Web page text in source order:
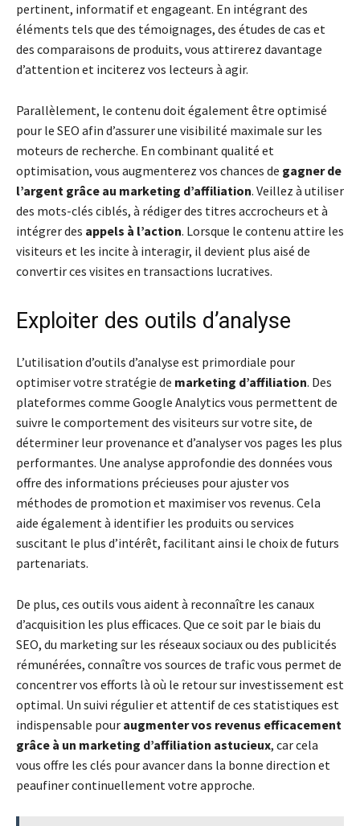
pertinent, informatif et engageant. En intégrant des
éléments tels que des témoignages, des études de cas et
des comparaisons de produits, vous attirerez davantage
d’attention et inciterez vos lecteurs à agir.
Parallèlement, le contenu doit également être optimisé
pour le SEO afin d’assurer une visibilité maximale sur les
moteurs de recherche. En combinant qualité et
optimisation, vous augmenterez vos chances de gagner de
l’argent grâce au marketing d’affiliation. Veillez à utiliser
des mots-clés ciblés, à rédiger des titres accrocheurs et à
intégrer des appels à l’action. Lorsque le contenu attire les
visiteurs et les incite à interagir, il devient plus aisé de
convertir ces visites en transactions lucratives.
Exploiter des outils d’analyse
L’utilisation d’outils d’analyse est primordiale pour
optimiser votre stratégie de marketing d’affiliation. Des
plateformes comme Google Analytics vous permettent de
suivre le comportement des visiteurs sur votre site, de
déterminer leur provenance et d’analyser vos pages les plus
performantes. Une analyse approfondie des données vous
offre des informations précieuses pour ajuster vos
méthodes de promotion et maximiser vos revenus. Cela
aide également à identifier les produits ou services
suscitant le plus d’intérêt, facilitant ainsi le choix de futurs
partenariats.
De plus, ces outils vous aident à reconnaître les canaux
d’acquisition les plus efficaces. Que ce soit par le biais du
SEO, du marketing sur les réseaux sociaux ou des publicités
rémunérées, connaître vos sources de trafic vous permet de
concentrer vos efforts là où le retour sur investissement est
optimal. Un suivi régulier et attentif de ces statistiques est
indispensable pour augmenter vos revenus efficacement
grâce à un marketing d’affiliation astucieux, car cela
vous offre les clés pour avancer dans la bonne direction et
peaufiner continuellement votre approche.